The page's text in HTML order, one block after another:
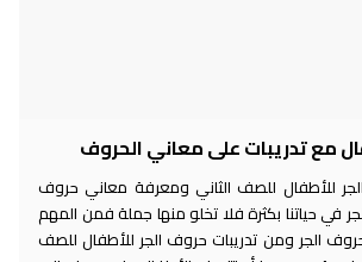
مع تدريبات على معاني الحروف
للأطفال للصف الثاني ومعرفة معاني حروف
في حياتنا بكثرة فلا تخلو منها جملة فمن المهم
الجر ومن تدريبات حروف الجر للأطفال للصف